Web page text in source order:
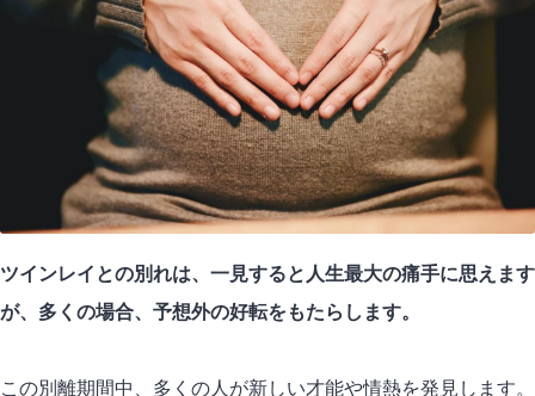
ツインレイとの別れは、一見すると人生最大の痛手に思えます
が、多くの場合、予想外の好転をもたらします。
この別離期間中、多くの人が新しい才能や情熱を発見します。